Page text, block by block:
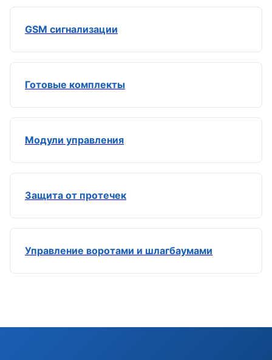
GSM сигнализации
Готовые комплекты
Модули управления
Защита от протечек
Управление воротами и шлагбаумами